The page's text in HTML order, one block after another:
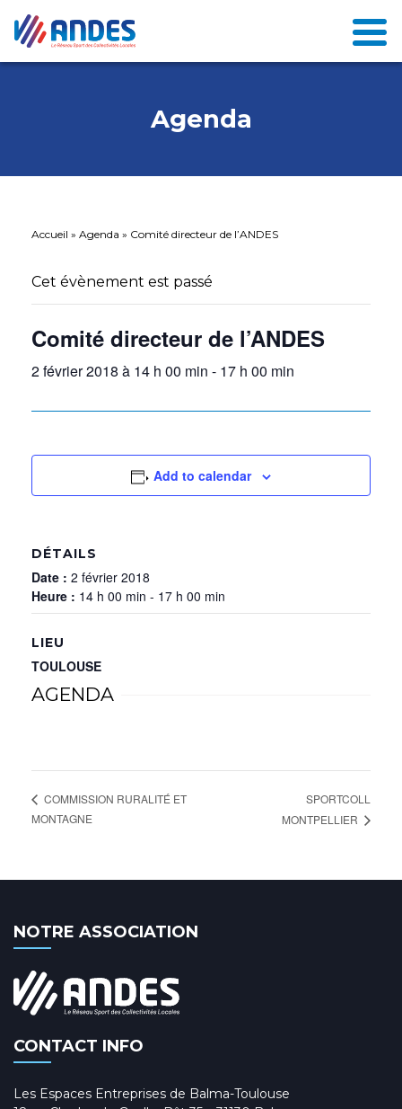
Agenda
Accueil » Agenda » Comité directeur de l’ANDES
Cet évènement est passé
Comité directeur de l’ANDES
2 février 2018 à 14 h 00 min - 17 h 00 min
Add to calendar
DÉTAILS
Date : 2 février 2018
Heure : 14 h 00 min - 17 h 00 min
LIEU
TOULOUSE
AGENDA
COMMISSION RURALITÉ ET
MONTAGNE
SPORTCOLL
MONTPELLIER
NOTRE ASSOCIATION
CONTACT INFO
Les Espaces Entreprises de Balma-Toulouse